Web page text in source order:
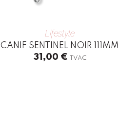
Lifestyle
CANIF SENTINEL NOIR 111MM
31,00 € TVAC